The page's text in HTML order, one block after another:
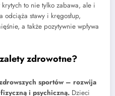
to nie tylko zabawa, ale i
odciąża stawy i kręgosłup,
a także pozytywnie wpływa
zdrowotne?
sportów – rozwija
i psychiczną. Dzieci